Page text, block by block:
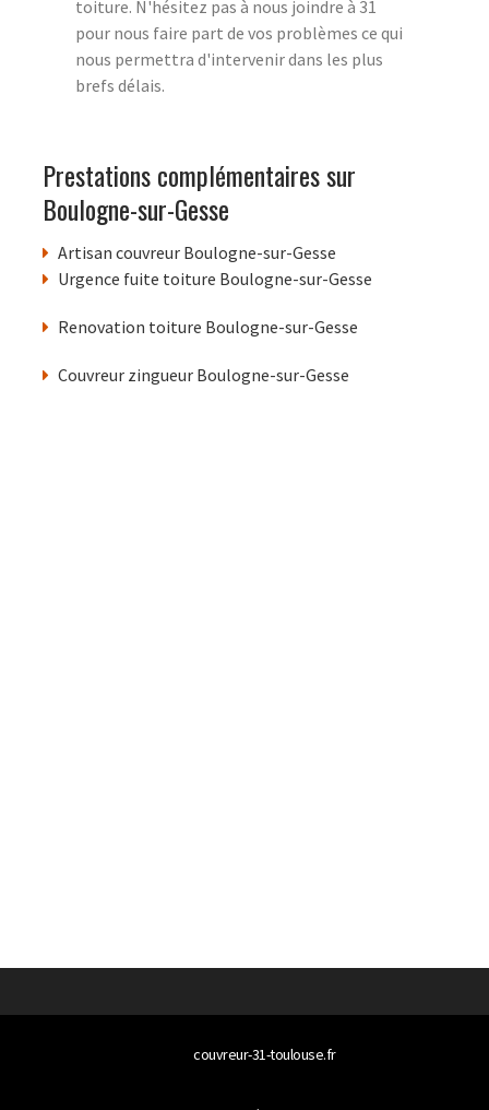
toiture. N'hésitez pas à nous joindre à 31
pour nous faire part de vos problèmes ce qui
nous permettra d'intervenir dans les plus
brefs délais.
Prestations complémentaires sur
Boulogne-sur-Gesse
Artisan couvreur Boulogne-sur-Gesse
Urgence fuite toiture Boulogne-sur-Gesse
Renovation toiture Boulogne-sur-Gesse
Couvreur zingueur Boulogne-sur-Gesse
couvreur-31-toulouse.fr